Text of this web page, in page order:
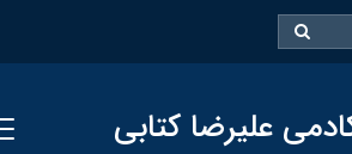
علیرضا کتابی